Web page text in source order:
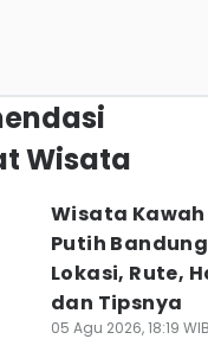
Wisata
Wisata Kawah
Putih
Lokasi, Rute,
dan Tipsnya
05 Agu 2026, 18:19 WIB